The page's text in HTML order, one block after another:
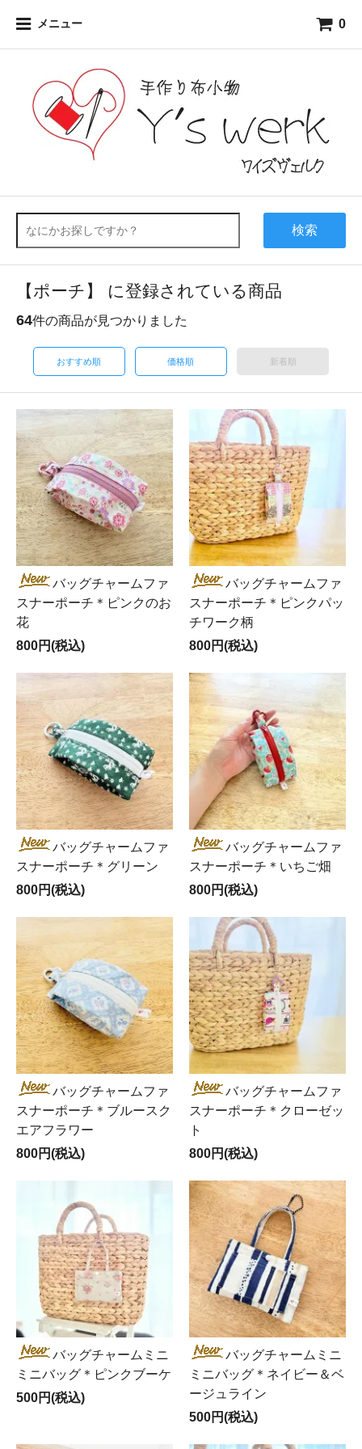
メニュー 0
検索
【ポーチ】 に登録されている商品
64件の商品が見つかりました
おすすめ順 価格順 新着順
バッグチャームファ
スナーポーチ＊ピンクのお
花
800円(税込)
バッグチャームファ
スナーポーチ＊ピンクパッ
チワーク柄
800円(税込)
バッグチャームファ
スナーポーチ＊グリーン
800円(税込)
バッグチャームファ
スナーポーチ＊いちご畑
800円(税込)
バッグチャームファ
スナーポーチ＊ブルースク
エアフラワー
800円(税込)
バッグチャームファ
スナーポーチ＊クローゼッ
ト
800円(税込)
バッグチャームミニ
ミニバッグ＊ピンクブーケ
500円(税込)
バッグチャームミニ
ミニバッグ＊ネイビー＆ベ
ージュライン
500円(税込)